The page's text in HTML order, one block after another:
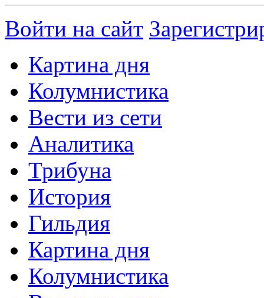
Войти на сайт
Картина дня
Колумнистика
Вести из сети
Аналитика
Трибуна
История
Гильдия
Картина дня
Колумнистика